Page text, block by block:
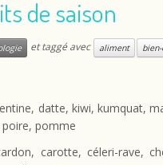
de saison
et taggé avec aliment
datte, kiwi, kumquat,
pomme
carotte, céleri-rave,